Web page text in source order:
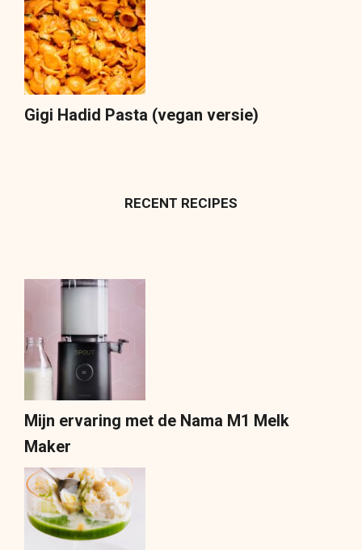
Gigi Hadid Pasta (vegan versie)
RECENT RECIPES
Mijn ervaring met de Nama M1 Melk
Maker